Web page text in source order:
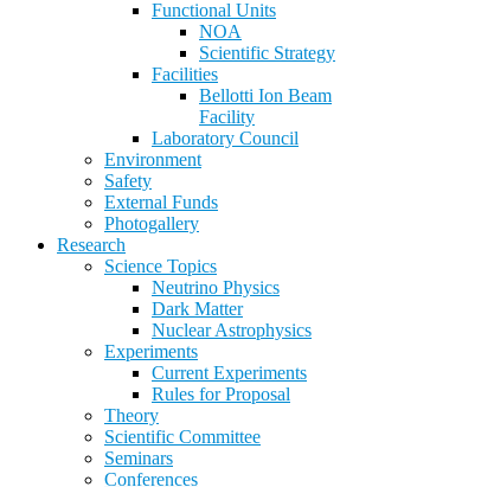
Functional Units
NOA
Scientific Strategy
Facilities
Bellotti Ion Beam
Facility
Laboratory Council
Environment
Safety
External Funds
Photogallery
Research
Science Topics
Neutrino Physics
Dark Matter
Nuclear Astrophysics
Experiments
Current Experiments
Rules for Proposal
Theory
Scientific Committee
Seminars
Conferences